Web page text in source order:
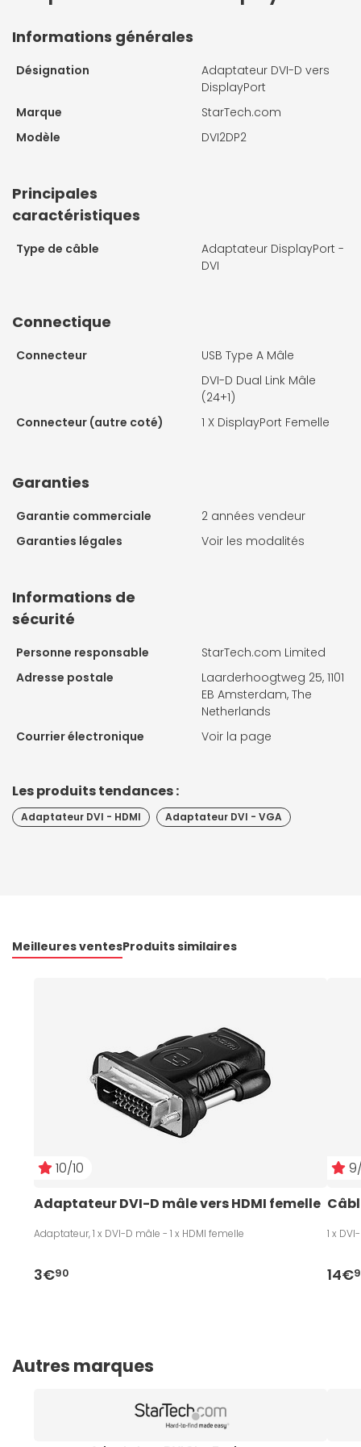
Informations générales
Désignation
Adaptateur DVI-D vers
DisplayPort
Marque
StarTech.com
Modèle
DVI2DP2
Principales
caractéristiques
Type de câble
Adaptateur DisplayPort -
DVI
Connectique
Connecteur
USB Type A Mâle
DVI-D Dual Link Mâle
(24+1)
Connecteur (autre coté)
1 X DisplayPort Femelle
Garanties
Garantie commerciale
2 années vendeur
Garanties légales
Voir les modalités
Informations de
sécurité
Personne responsable
StarTech.com Limited
Adresse postale
Laarderhoogtweg 25, 1101
EB Amsterdam, The
Netherlands
Courrier électronique
Voir la page
Les produits tendances :
Adaptateur DVI - HDMI Adaptateur DVI - VGA
Meilleures ventesProduits similaires
10/10
Adaptateur DVI-D mâle vers HDMI femelle
Adaptateur, 1 x DVI-D mâle - 1 x HDMI femelle
3€90
1 x
14€
Autres marques